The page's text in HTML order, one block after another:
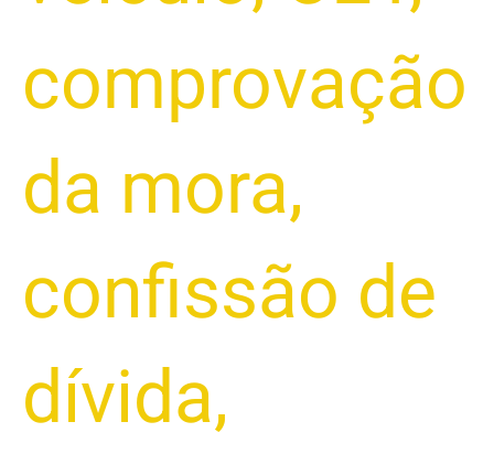
comprovação
da mora,
confissão de
dívida,